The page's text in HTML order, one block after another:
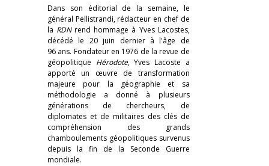
Dans son éditorial de la semaine, le
général Pellistrandi, rédacteur en chef de
la RDNrend hommage à Yves Lacostes,
décédé le 20 juin dernier à l'âge de
96 ans. Fondateur en 1976 de la revue de
géopolitique Hérodote, Yves Lacoste a
apporté un œuvre de transformation
majeure pour la géographie et sa
méthodologie a donné à plusieurs
générations de chercheurs, de
diplomates et de militaires des clés de
compréhension des grands
chamboulements géopolitiques survenus
depuis la fin de la Seconde Guerre
mondiale.